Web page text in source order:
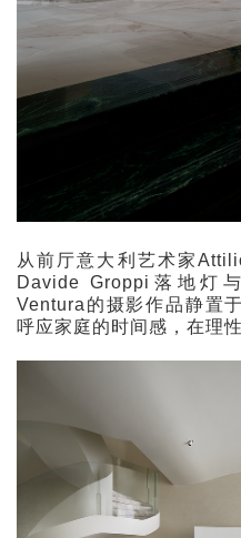
从前厅意大利艺术家
Davide Groppi落地灯
Ventura的摄影作品静置
呼应家庭的时间感，在理